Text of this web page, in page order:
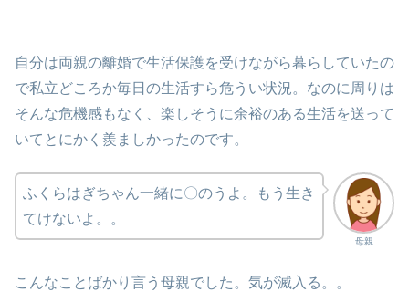
自分は両親の離婚で生活保護を受けながら暮らしていたの
で私立どころか毎日の生活すら危うい状況。なのに周りは
そんな危機感もなく、楽しそうに余裕のある生活を送って
いてとにかく羨ましかったのです。
母親
ふくらはぎちゃん一緒に〇のうよ。もう生き
てけないよ。。
こんなことばかり言う母親でした。気が滅入る。。